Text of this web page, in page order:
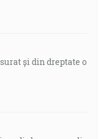
și din dreptate o